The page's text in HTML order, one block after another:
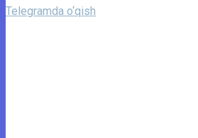
Telegramda o‘qish